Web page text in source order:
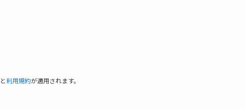
と利用規約が適用されます。